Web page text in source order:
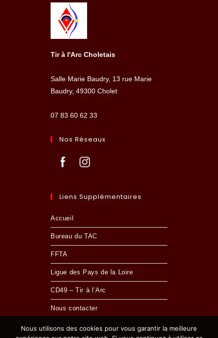
Tir à l'Arc Choletais
Salle Marie Baudry, 13 rue Marie
Baudry, 49300 Cholet
07 83 60 62 33
Nos Réseaux
Liens Supplémentaires
Accueil
Bureau du TAC
FFTA
Ligue des Pays de la Loire
CD49 – Tir à l’Arc
Nous contacter
Nous utilisons des cookies pour vous garantir la meilleure